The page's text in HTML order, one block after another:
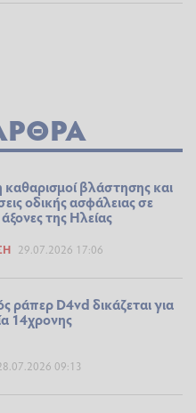
καθαρισμοί βλάστησης και
οδικής ασφάλειας σε
της Ηλείας
29.07.2026 17:06
ράπερ D4vd δικάζεται για
14χρονης
09:13